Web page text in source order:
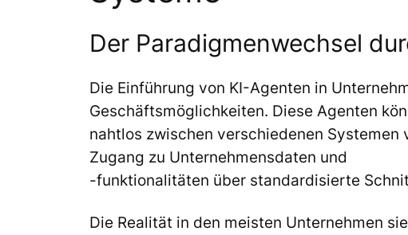
Der Paradigmenwechsel
Die Einführung von KI-Agenten in
Geschäftsmöglichkeiten. Diese Agenten
nahtlos zwischen verschiedenen
Zugang zu Unternehmensdaten und
-funktionalitäten über standardisierte
Die Realität in den meisten Unternehmen